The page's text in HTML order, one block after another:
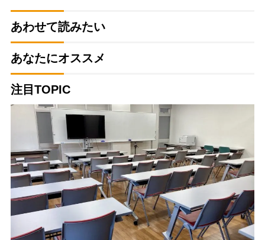
あわせて読みたい
あなたにオススメ
注目TOPIC